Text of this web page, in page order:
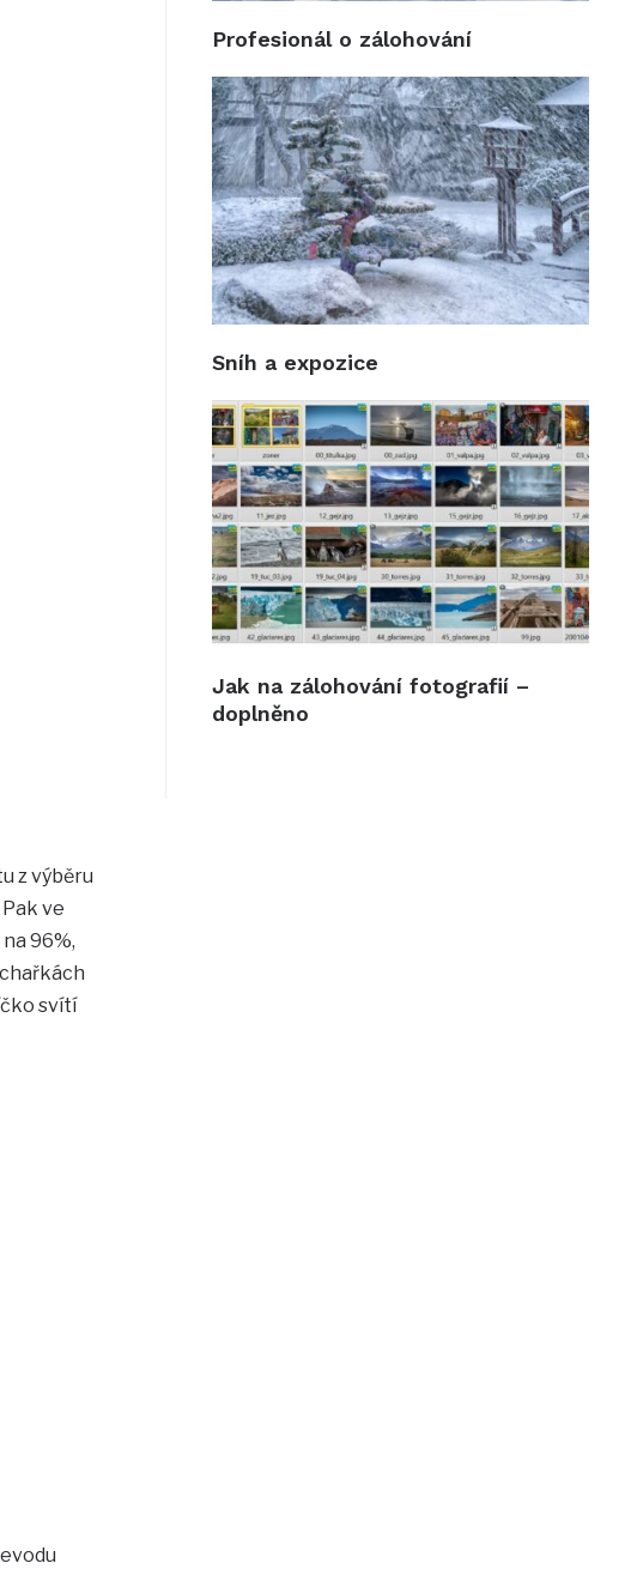
z výběru
ve
96%,
svítí
Profesionál o zálohování
Sníh a expozice
Jak na zálohování fotografií –
doplněno